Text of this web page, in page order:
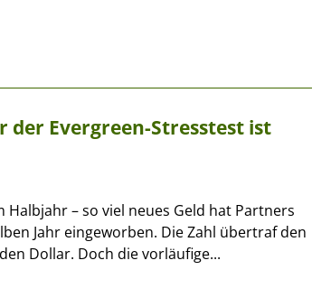
der Evergreen-Stresstest ist
– so viel neues Geld hat Partners
Jahr eingeworben. Die Zahl übertraf den
Dollar. Doch die vorläufige...